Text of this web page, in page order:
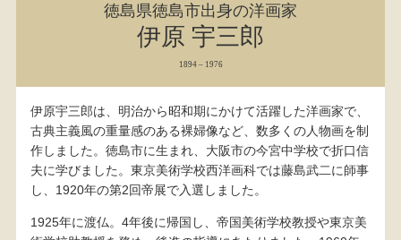
徳島県徳島市出身の洋画家
伊原 宇三郎
1894 – 1976
伊原宇三郎は、明治から昭和期にかけて活躍した洋画家で、
古典主義風の重量感のある裸婦像など、数多くの人物画を制
作しました。徳島市に生まれ、大阪市の今宮中学校で折口信
夫に学びました。東京美術学校西洋画科では藤島武二に師事
し、1920年の第2回帝展で入選しました。
1925年に渡仏。4年後に帰国し、帝国美術学校教授や東京美